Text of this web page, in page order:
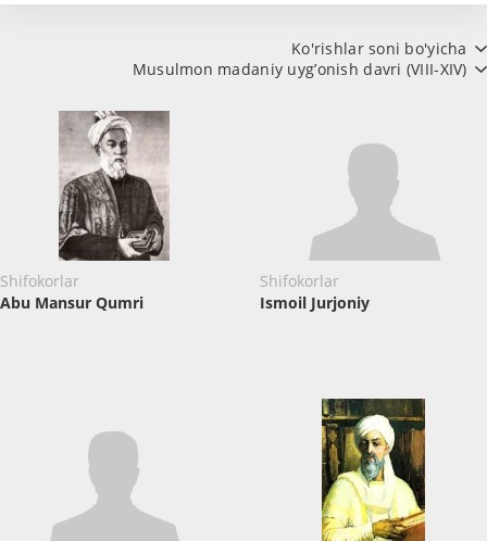
Ko'rishlar soni bo'yicha
Musulmon madaniy uyg’onish davri (VIII-XIV)
Shifokorlar
Abu Mansur Qumri
Shifokorlar
Ismoil Jurjoniy